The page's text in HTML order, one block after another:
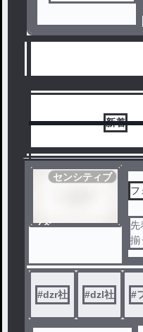
新着
ノベ
センシティブ
先
揃
#dzr社 #dzl社 #